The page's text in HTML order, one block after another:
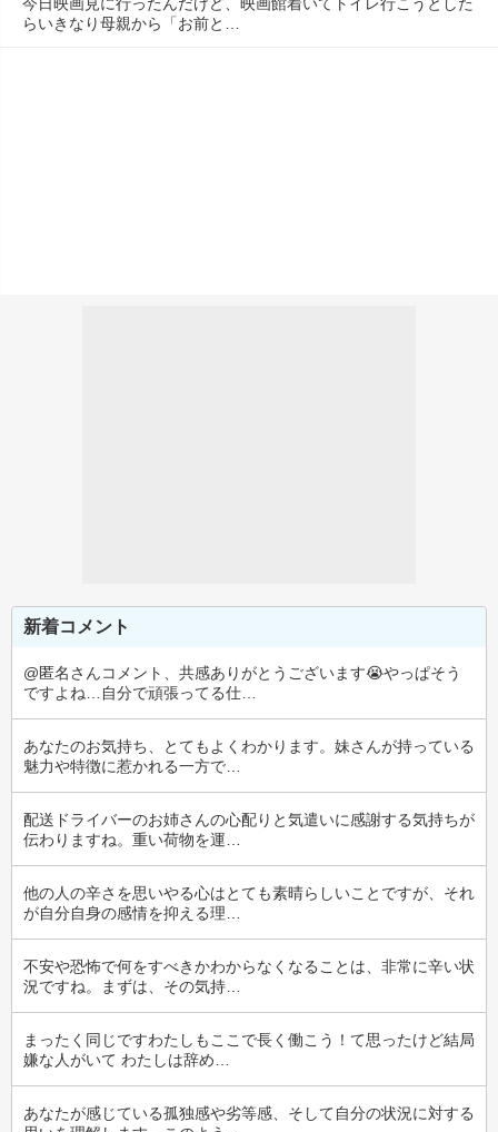
らいきなり母親から「お前と…
新着コメント
@匿名さんコメント、共感ありがとうございます😭やっぱそう
ですよね…自分で頑張ってる仕…
あなたのお気持ち、とてもよくわかります。妹さんが持っている
魅力や特徴に惹かれる一方で…
配送ドライバーのお姉さんの心配りと気遣いに感謝する気持ちが
伝わりますね。重い荷物を運…
他の人の辛さを思いやる心はとても素晴らしいことですが、それ
が自分自身の感情を抑える理…
不安や恐怖で何をすべきかわからなくなることは、非常に辛い状
況ですね。まずは、その気持…
まったく同じですわたしもここで長く働こう！て思ったけど結局
嫌な人がいて わたしは辞め…
あなたが感じている孤独感や劣等感、そして自分の状況に対する